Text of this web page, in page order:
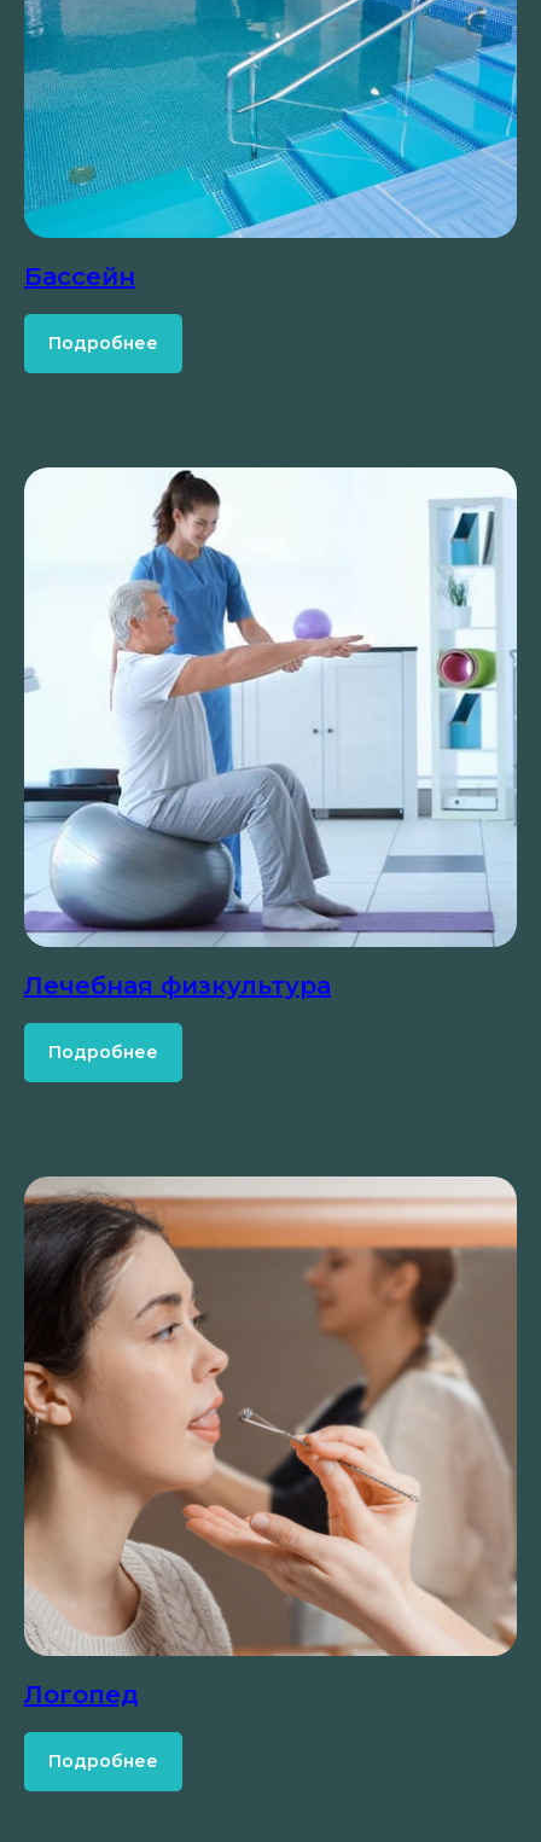
Бассейн
Подробнее
Лечебная физкультура
Подробнее
Логопед
Подробнее